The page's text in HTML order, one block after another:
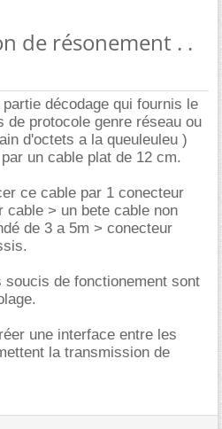
de résonement . .
décodage qui fournis le
de protocole genre réseau ou
d'octets a la queuleuleu )
un cable plat de 12 cm.
ce cable par 1 conecteur
> un bete cable non
de 3 a 5m > conecteur
de fonctionement sont
une interface entre les
la transmission de